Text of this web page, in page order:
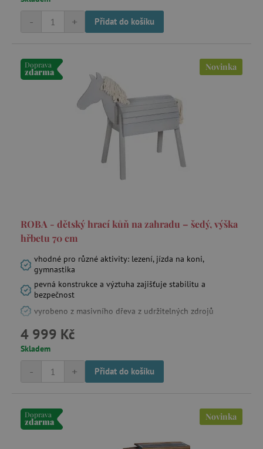
+
- Přidat do košíku
Doprava
zdarma Novinka
ROBA - dětský hrací kůň na zahradu – šedý, výška
hřbetu 70 cm
vhodné pro různé aktivity: lezení, jízda na koni,
gymnastika
pevná konstrukce a výztuha zajišťuje stabilitu a
bezpečnost
vyrobeno z masivního dřeva z udržitelných zdrojů
4 999 Kč
Skladem
+
- Přidat do košíku
Doprava
zdarma Novinka